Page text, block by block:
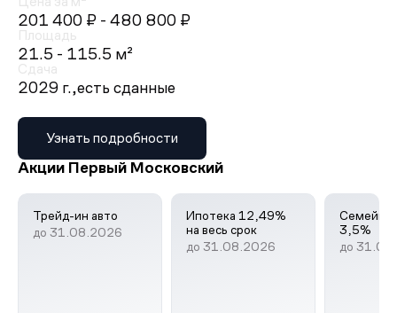
201 400 ₽ - 480 800 ₽
Площадь
21.5 - 115.5 м²
Сдача
2029 г.,есть сданные
Узнать подробности
Акции Первый Московский
Трейд-ин авто
до 31.08.2026
Ипотека 12,49%
на весь срок
до 31.08.2026
3,5%
до